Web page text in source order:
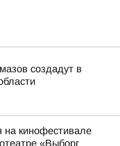
создадут в
на кинофестивале
«Выборг